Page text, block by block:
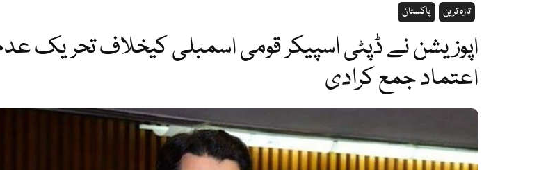
پاکستان تازہ ترین
اپوزیشن نے ڈپٹی اسپیکر قومی اسمبلی کیخلاف تحریک
اعتماد جمع کرادی